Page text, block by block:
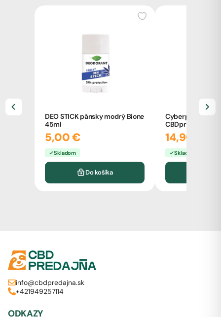
DEO STICK pánsky modrý Bione
45ml
5,00 €
Skladom
Do košíka
Cyberpunk
CBDpredajňa
14,90 €
Skladom
info@cbdpredajna.sk
+421949257114
ODKAZY